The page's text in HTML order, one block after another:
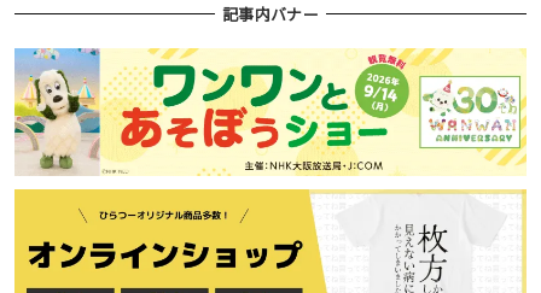
記事内バナー